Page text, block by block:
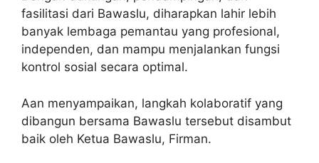
fasilitasi dari Bawaslu, diharapkan lahir lebih
banyak lembaga pemantau yang profesional,
independen, dan mampu menjalankan fungsi
kontrol sosial secara optimal.
Aan menyampaikan, langkah kolaboratif yang
dibangun bersama Bawaslu tersebut disambut
baik oleh Ketua Bawaslu, Firman.